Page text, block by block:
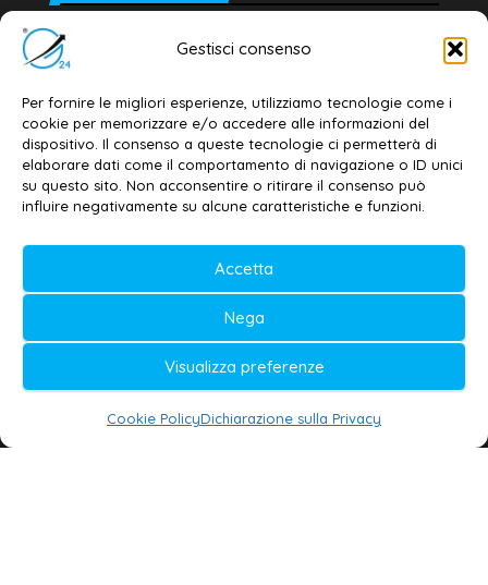
Gestisci consenso
Per fornire le migliori esperienze, utilizziamo tecnologie come i
cookie per memorizzare e/o accedere alle informazioni del
dispositivo. Il consenso a queste tecnologie ci permetterà di
elaborare dati come il comportamento di navigazione o ID unici
su questo sito. Non acconsentire o ritirare il consenso può
influire negativamente su alcune caratteristiche e funzioni.
Accetta
Nega
Visualizza preferenze
Cookie PolicyDichiarazione sulla Privacy
Editore e direttore responsabile:
Dott. Daniele G. Masciullo
Email: redazione@galatina24.it
Contatti –Disclaimer
Privacy policy –Cookie policy
Testata iscritta al n. 11/2020 Registro della
Stampa Tribunale di Lecce
Editore e direttore responsabile:
Daniele G. Masciullo